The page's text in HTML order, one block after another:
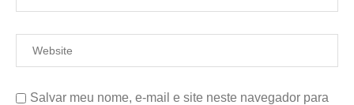
Salvar meu nome, e-mail e site neste navegador para